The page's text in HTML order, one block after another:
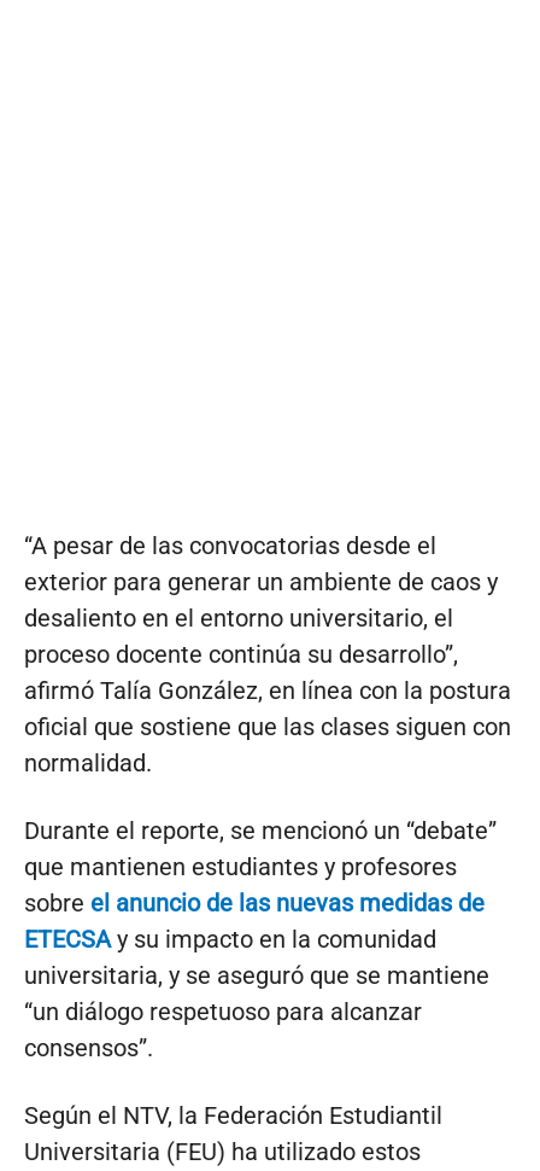
“A pesar de las convocatorias desde el
exterior para generar un ambiente de caos y
desaliento en el entorno universitario, el
proceso docente continúa su desarrollo”,
afirmó Talía González, en línea con la postura
oficial que sostiene que las clases siguen con
normalidad.
Durante el reporte, se mencionó un “debate”
que mantienen estudiantes y profesores
sobre el anuncio de las nuevas medidas de
ETECSAy su impacto en la comunidad
universitaria, y se aseguró que se mantiene
“un diálogo respetuoso para alcanzar
consensos”.
Según el NTV, la Federación Estudiantil
Universitaria (FEU) ha utilizado estos